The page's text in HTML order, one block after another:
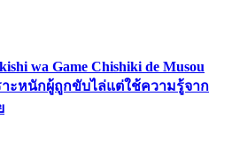
wa Game Chishiki de Musou
าะหนักผู้ถูกขับไล่แต่ใช้ความรู้จาก